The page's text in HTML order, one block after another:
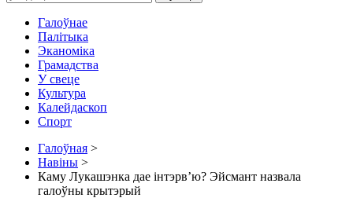
Галоўнае
Палітыка
Эканоміка
Грамадства
У свеце
Культура
Калейдаскоп
Спорт
Галоўная >
Навіны >
Каму Лукашэнка дае інтэрв’ю? Эйсмант назвала
галоўны крытэрый